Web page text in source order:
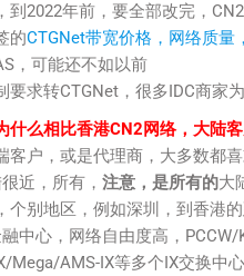
到2022年前，要全部改完，
的CTGNet带宽价格，网络质量
，可能还不如以前
要求转CTGNet，很多IDC商家
什么相比香港CN2网络，大陆
客户，或是代理商，大多数都
近，所有， 注意，是所有的大
个别地区，例如深圳，到香港
中心，网络自由度高，
Mega/AMS-IX等多个IX交换中